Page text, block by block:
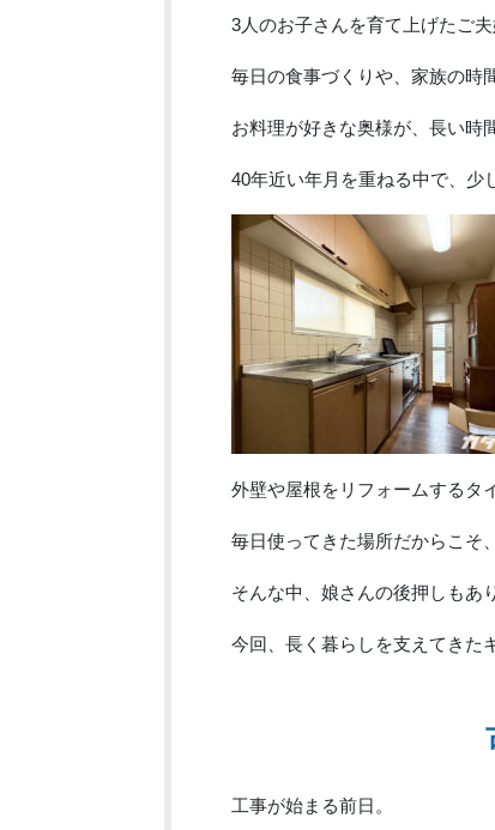
3人のお子さんを育て上げたご夫
毎日の食事づくりや、家族の時
お料理が好きな奥様が、長い時
40年近い年月を重ねる中で、少
外壁や屋根をリフォームするタ
毎日使ってきた場所だからこそ
そんな中、娘さんの後押しもあり
今回、長く暮らしを支えてきた
工事が始まる前日。